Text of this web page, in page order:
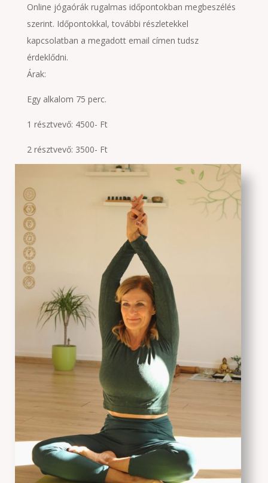
Online jógaórák rugalmas időpontokban megbeszélés
szerint. Időpontokkal, további részletekkel
kapcsolatban a megadott email címen tudsz
érdeklődni.
Árak:
Egy alkalom 75 perc.
1 résztvevő: 4500- Ft
2 résztvevő: 3500- Ft